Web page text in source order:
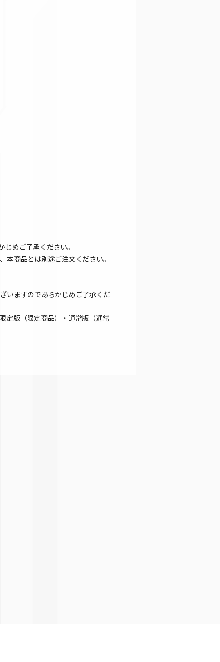
めご了承ください。
商品とは別途ご注文ください。
いますのであらかじめご了承くだ
定版（限定商品）・通常版（通常